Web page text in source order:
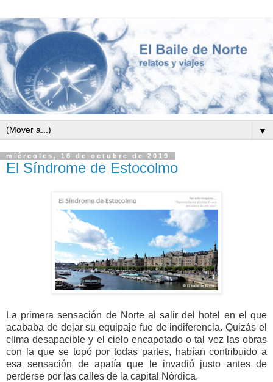
▼
miércoles, 16 de octubre de 2019
El Síndrome de Estocolmo
La primera sensación de Norte al salir del hotel en el que
acababa de dejar su equipaje fue de indiferencia. Quizás el
clima desapacible y el cielo encapotado o tal vez las obras
con la que se topó por todas partes, habían contribuido a
esa sensación de apatía que le invadió justo antes de
perderse por las calles de la capital Nórdica.